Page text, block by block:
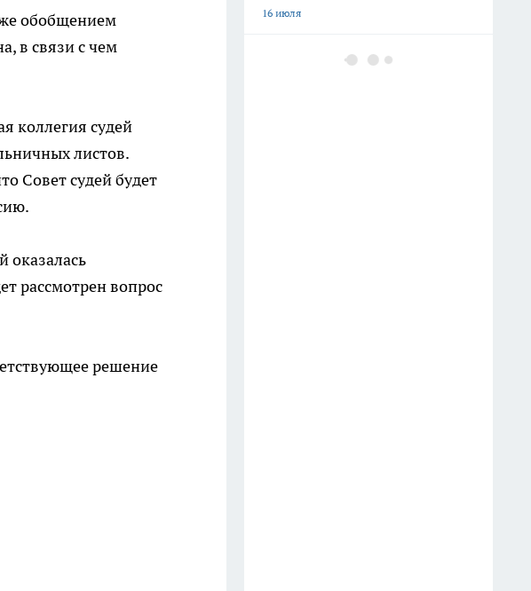
обобщением
в связи с чем
коллегия судей
листов.
Совет судей будет
оказалась
рассмотрен вопрос
решение
16 июля
В Краснодарском крае массово